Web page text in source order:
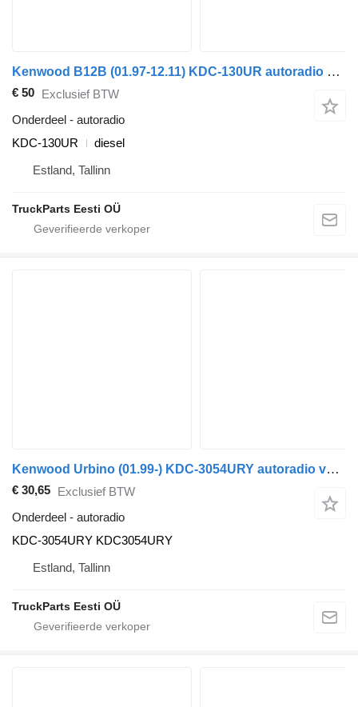
Kenwood B12B (01.97-12.11) KDC-130UR autoradio voor Volvo B6, B7, B9, B10, B12 bus (1978-2011)
€ 50 Exclusief BTW
Onderdeel - autoradio
KDC-130UR
diesel
Estland, Tallinn
TruckParts Eesti OÜ
Kenwood Urbino (01.99-) KDC-3054URY autoradio voor Solaris Urbino, Alpino, Vacanza (1999-) bus
€ 30,65 Exclusief BTW
Onderdeel - autoradio
KDC-3054URY KDC3054URY
Estland, Tallinn
TruckParts Eesti OÜ